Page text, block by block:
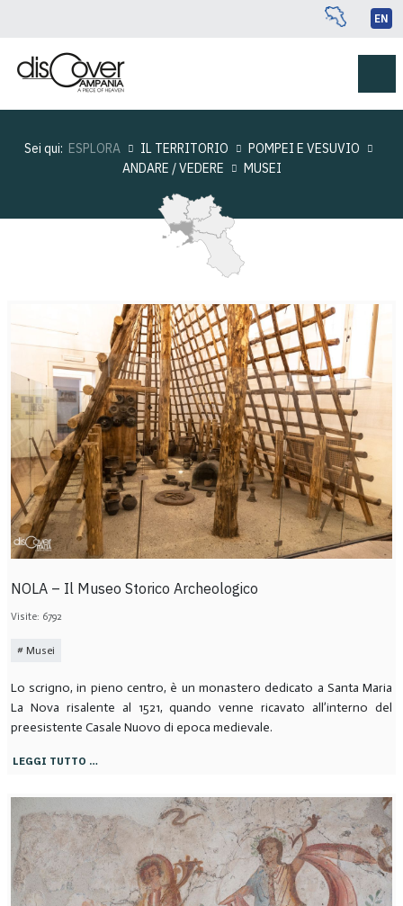
EN
Sei qui: ESPLORA IL TERRITORIO
POMPEI E VESUVIO
ANDARE / VEDERE
MUSEI
NOLA – Il Museo Storico Archeologico
Visite: 6792
Musei
Lo scrigno, in pieno centro, è un monastero dedicato a Santa Maria
La Nova risalente al 1521, quando venne ricavato all’interno del
preesistente Casale Nuovo di epoca medievale.
LEGGI TUTTO …